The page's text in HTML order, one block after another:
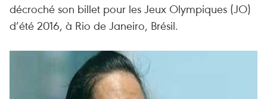
décroché son billet pour les Jeux Olympiques (JO)
d’été 2016, à Rio de Janeiro, Brésil.